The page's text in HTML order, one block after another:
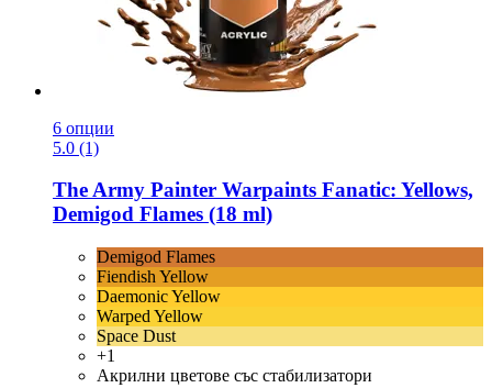
6 опции
5.0 (1)
The Army Painter Warpaints Fanatic: Yellows,
Demigod Flames (18 ml)
Demigod Flames
Fiendish Yellow
Daemonic Yellow
Warped Yellow
Space Dust
+1
Акрилни цветове със стабилизатори